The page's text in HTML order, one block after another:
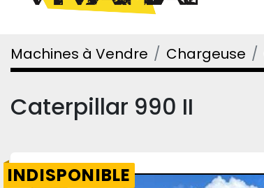
Machines à Vendre Chargeuse
Caterpillar 990 II
INDISPONIBLE